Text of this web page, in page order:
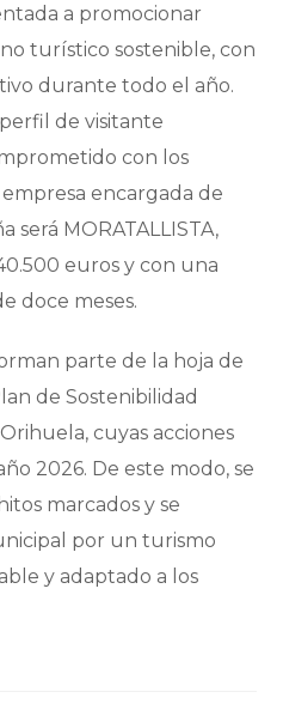
a promocionar
turístico sostenible, con
durante todo el año.
de visitante
con los
encargada de
será MORATALLISTA,
euros y con una
doce meses.
parte de la hoja de
de Sostenibilidad
cuyas acciones
2026. De este modo, se
marcados y se
por un turismo
y adaptado a los